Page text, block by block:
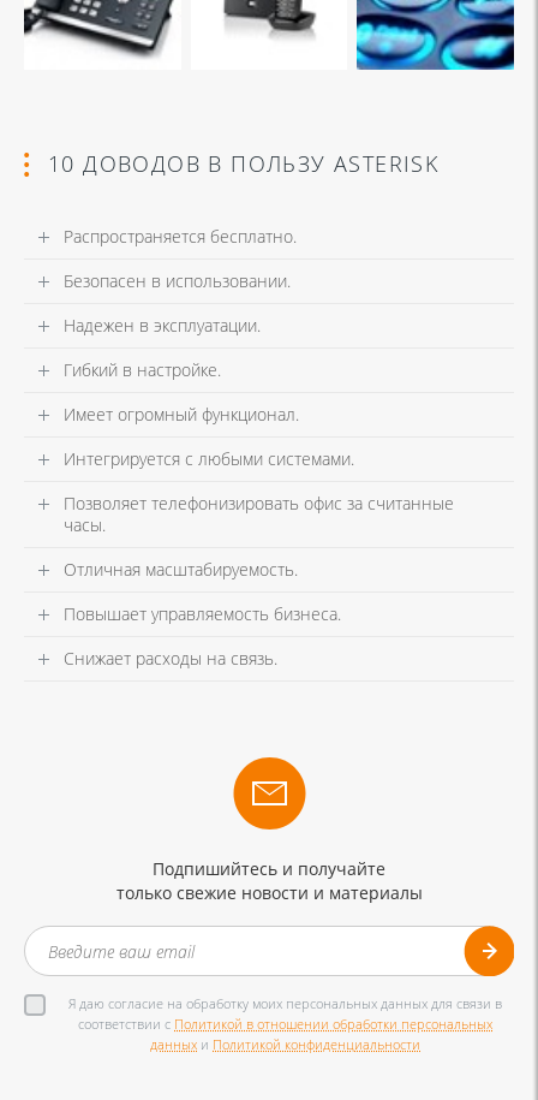
10 ДОВОДОВ В ПОЛЬЗУ ASTERISK
Распространяется бесплатно.
Безопасен в использовании.
Надежен в эксплуатации.
Гибкий в настройке.
Имеет огромный функционал.
Интегрируется с любыми системами.
Позволяет телефонизировать офис за считанные
часы.
Отличная масштабируемость.
Повышает управляемость бизнеса.
Снижает расходы на связь.
Подпишийтесь и получайте
только свежие новости и материалы
Я даю согласие на обработку моих персональных данных для связи в
соответствии с Политикой в отношении обработки персональных
данных и Политикой конфиденциальности